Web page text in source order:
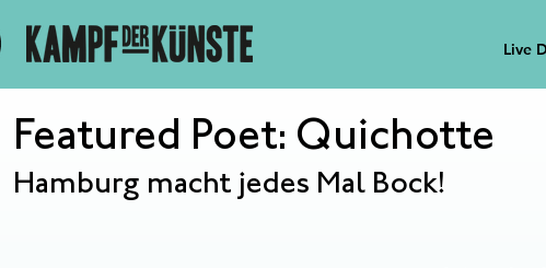
Live
Featured Poet: Quichotte
Hamburg macht jedes Mal Bock!